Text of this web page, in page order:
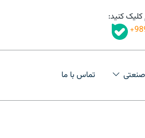
کلیک کنید:
تماس با ما